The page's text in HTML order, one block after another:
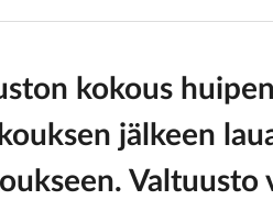
kokous
jälkeen